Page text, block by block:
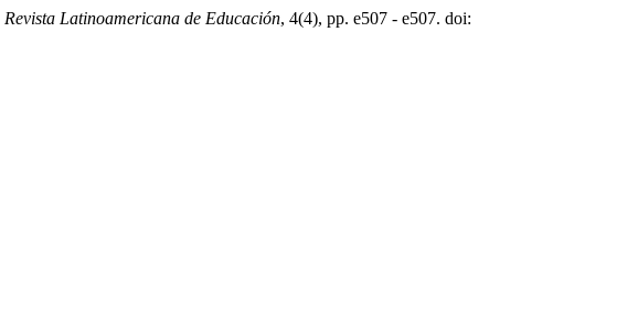
Revista Latinoamericana de Educación, 4(4), pp. e507 - e507. doi: